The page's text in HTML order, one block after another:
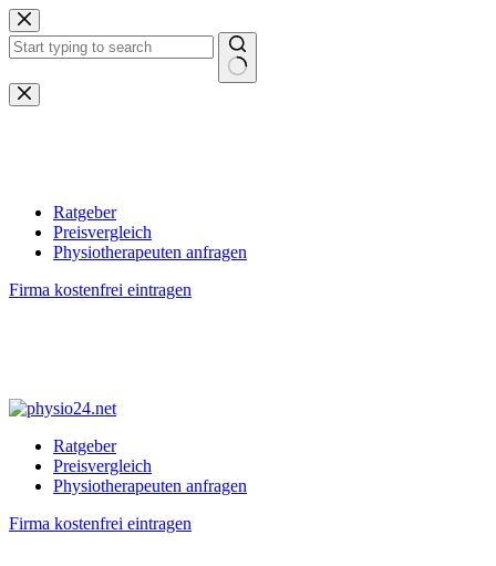
Zum
Inhalt
springen
Keine
Ergebnisse
Ratgeber
Preisvergleich
Physiotherapeuten anfragen
Firma kostenfrei eintragen
Ratgeber
Preisvergleich
Physiotherapeuten anfragen
Firma kostenfrei eintragen